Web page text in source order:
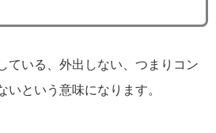
ている、外出しない、つまりコン
いという意味になります。